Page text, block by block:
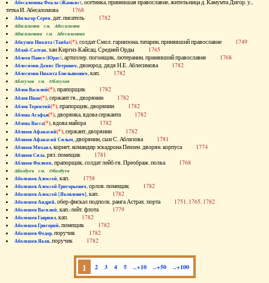
Абесаломова Фекла (Жамкис), осетинка, принявшая православие, жительница д. Камумта Дигор. у.,
тетка И. Абесаломова 1768
Абильгор Серен, дат. писатель 1782
Абисаломов см. Абесаломов
Абисаломова см. Абесаломова
Абкузин Никита (Танба)(*), солдат Смол. гарнизона, татарин, принявший православие 1749
Аблай-Салтан, хан Киргиз-Кайсац. Средней Орды 1765
Аблеев Павел (Юрас), артиллер. погонщик, лютеранин, принявший православие 1768
Аблесимов Денис Петрович, двоюрод. дядя Н.Е. Аблесимова 1782
Аблесимов Никита Емельянович, кап. 1782
Аблеухов см. Облеухов
Аблов Василий(*), прапорщик 1782
Аблов Иван(*), сержант гв., дворянин 1782
Аблов Терентий(*), прапорщик, дворянин 1782
Аблова Агафья(*), дворянка, вдова сержанта 1782
Аблова Васса(*), вдова майора 1782
Аблязов Афанасий(*), сержант, дворянин 1782
Аблязов Афанасий Силыч, дворянин, сын С. Аблязова 1781
Аблязов Михаил, корнет, командир эскадрона Пензен. дворян. корпуса 1774
Аблязов Сила, ряз. помещик 1781
Аблязов Филипп, прапорщик, солдат лейб-гв. Преображ. полка 1768
Аболдуев см. Оболдуев
Аболешев Алексей, кап. 1758
Аболешев Алексей Григорьевич, орлов. помещик 1782
Аболешев Алексей [Яковлевич], кап. 1782
Аболешев Андрей, обер-фискал подполк. ранга Астрах. порта 1751, 1765, 1782
Аболешев Василий, кап.-лейт. флота 1779
Аболешев Гавриил, кап. 1782
Аболешев Григорий, помещик 1782
Аболешев Федор, поручик 1782
Аболешев Яков, поручик 1782
1 2 3 4 5 ..+10 ..+50 ..+100